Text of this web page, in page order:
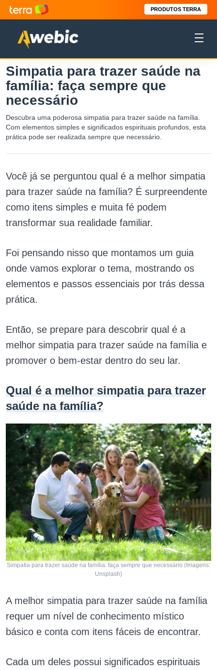
PRODUTOS TERRA
Simpatia para trazer saúde na
família: faça sempre que
necessário
Descubra uma poderosa simpatia para trazer saúde na família.
Com elementos simples e significados espirituais profundos, esta
prática pode ser realizada sempre que necessário.
Você já se perguntou qual é a melhor simpatia
para trazer saúde na família? É surpreendente
como itens simples e muita fé podem
transformar sua realidade familiar.
Foi pensando nisso que montamos um guia
onde vamos explorar o tema, mostrando os
elementos e passos essenciais por trás dessa
prática.
Então, se prepare para descobrir qual é a
melhor simpatia para trazer saúde na família e
promover o bem-estar dentro do seu lar.
Qual é a melhor simpatia para trazer
saúde na família?
Simpatia para trazer saúde na família: faça sempre que necessário (Imagens:
Unsplash)
A melhor simpatia para trazer saúde na família
requer um nível de conhecimento místico
básico e conta com itens fáceis de encontrar.
Cada um deles possui significados espirituais